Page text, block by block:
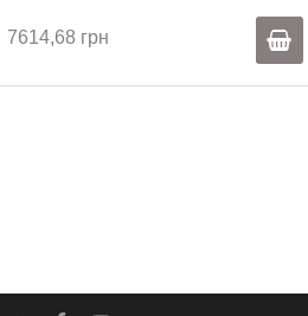
7614,68 грн